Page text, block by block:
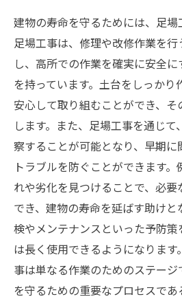
足場工事で延びる建物の寿
解説
あなたの建物も守れる！足
め
建物の寿命を守るためには、足場
足場工事は、修理や改修作業を
し、高所での作業を確実に安全
を持っています。土台をしっかり
安心して取り組むことができ、
します。また、足場工事を通じ
察することが可能となり、早期
トラブルを防ぐことができます
れや劣化を見つけることで、必
でき、建物の寿命を延ばす助けと
検やメンテナンスといった予防
は長く使用できるようになりま
事は単なる作業のためのステー
を守るための重要なプロセスで